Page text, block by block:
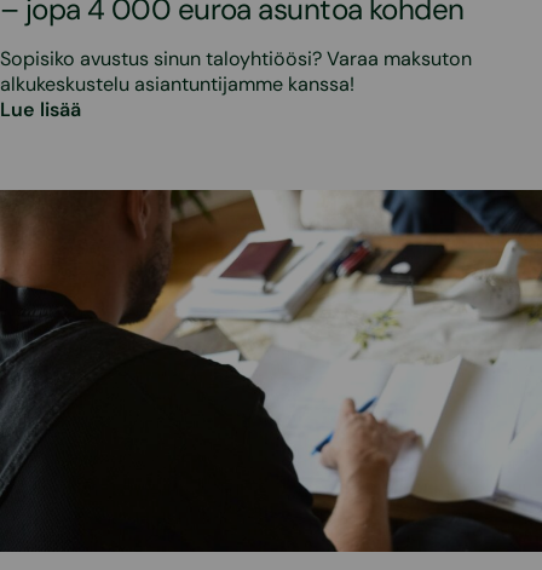
– jopa 4 000 euroa asuntoa kohden
Sopisiko avustus sinun taloyhtiöösi? Varaa maksuton
alkukeskustelu asiantuntijamme kanssa!
Lue lisää